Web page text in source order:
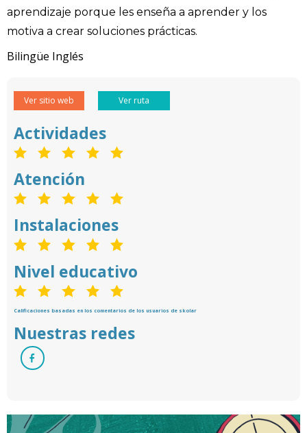
aprendizaje porque les enseña a aprender y los
motiva a crear soluciones prácticas.
Bilingüe Inglés
Ver sitio web Ver ruta
Actividades
Atención
Instalaciones
Nivel educativo
Calificaciones basadas en los comentarios de los usuarios de skolar
Nuestras redes